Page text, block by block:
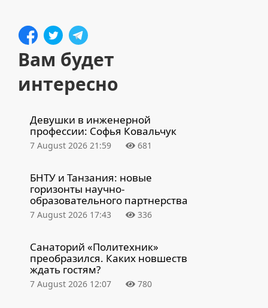
Вам будет
интересно
Девушки в инженерной
профессии: Софья Ковальчук
7 August 2026 21:59 681
БНТУ и Танзания: новые
горизонты научно-
образовательного партнерства
7 August 2026 17:43 336
Санаторий «Политехник»
преобразился. Каких новшеств
ждать гостям?
7 August 2026 12:07 780